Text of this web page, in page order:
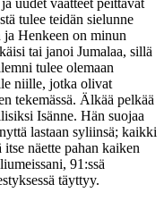
tulee teidän sielunne
ja Henkeen on minun
tai janoi Jumalaa, sillä
tulee olemaan
niille, jotka olivat
tekemässä. Älkää pelkää
Isänne. Hän suojaa
lastaan syliinsä; kaikki
näette pahan kaiken
91:ssä
täyttyy.